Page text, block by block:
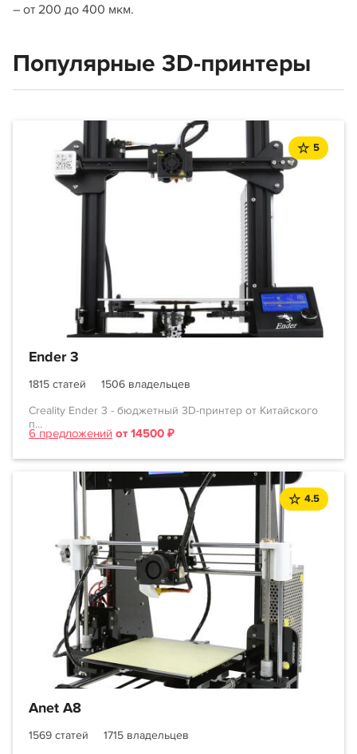
– от 200 до 400 мкм.
Популярные 3D-принтеры
5
Ender 3
1815 статей
1506 владельцев
Creality Ender 3 - бюджетный 3D-принтер от Китайского
п...
6 предложений от 14500 ₽
4.5
Anet A8
1569 статей
1715 владельцев